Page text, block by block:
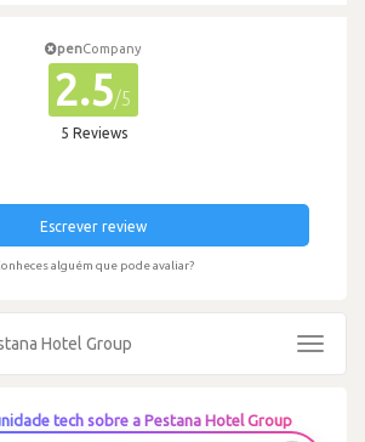
penCompany
2.5/5
5 Reviews
Escrever review
alguém que pode avaliar?
Hotel Group
Toggle
tech sobre a Pestana Hotel Group